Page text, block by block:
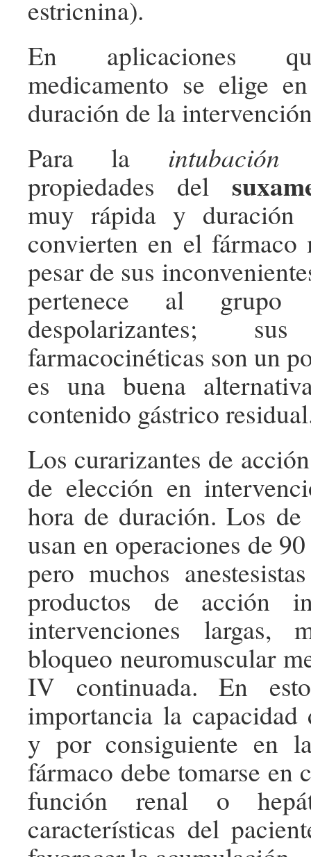
estricnina).
En aplicaciones
medicamento se elige
duración de la
Para la intubación
propiedades del
muy rápida y
convierten en el fármaco
pesar de sus
pertenece al
despolarizantes; sus
farmacocinéticas son un
es una buena
contenido gástrico
Los curarizantes de
de elección en
hora de duración. Los de
usan en operaciones de
pero muchos
productos de acción
intervenciones largas,
bloqueo neuromuscular
IV continuada. En
importancia la
y por consiguiente en
fármaco debe tomarse en
función renal o
características del